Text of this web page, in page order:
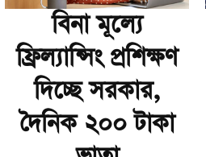
বিনা মূল্যে
ফ্রিল্যান্সিং প্রশিক্ষণ
দিচ্ছে সরকার,
দৈনিক ২০০ টাকা